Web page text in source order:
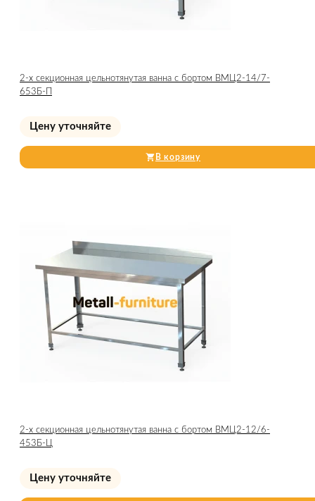
2-х секционная цельнотянутая ванна с бортом ВМЦ2-14/7-
653Б-П
Цену уточняйте
В корзину
2-х секционная цельнотянутая ванна с бортом ВМЦ2-12/6-
453Б-Ц
Цену уточняйте